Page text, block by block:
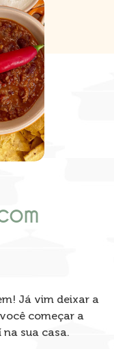
Já vim deixar a
começar a
sua casa.